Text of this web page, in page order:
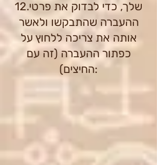
שלך, כדי לבדוק את פרטי.12
ההעברה שהתבקשו ולאשר
אותה את צריכה ללחוץ על
כפתור ההעברה (זה עם
החיצים):